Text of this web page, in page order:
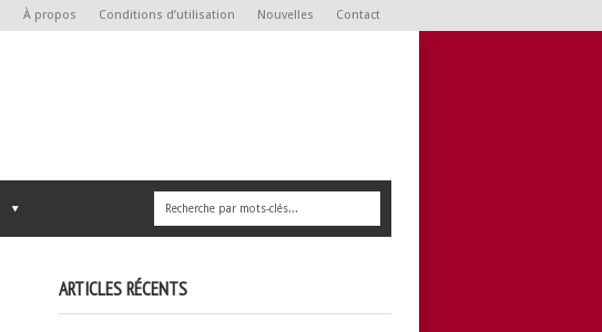
À propos Conditions d’utilisation Nouvelles Contact
ARTICLES RÉCENTS